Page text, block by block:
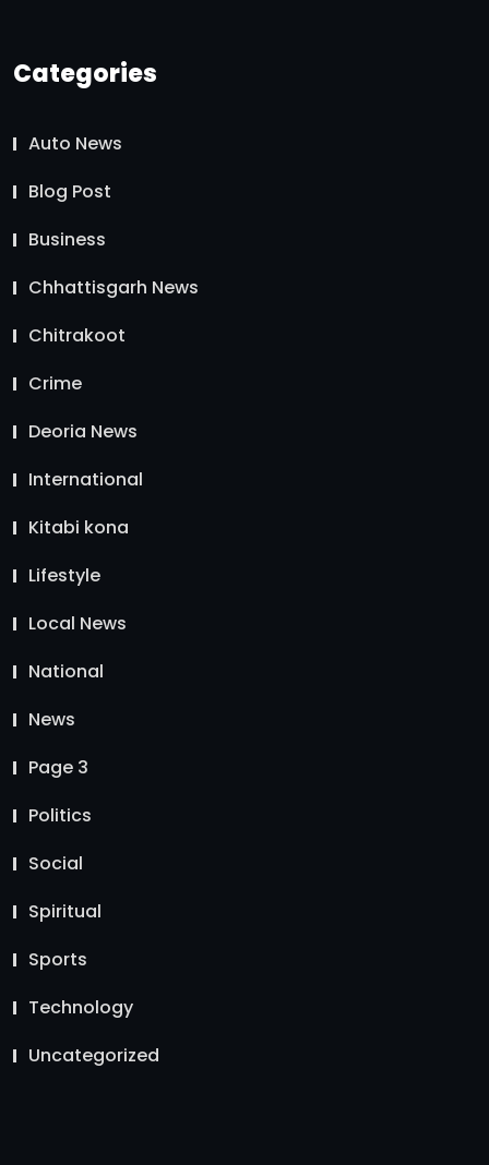
Categories
Auto News
Blog Post
Business
Chhattisgarh News
Chitrakoot
Crime
Deoria News
International
Kitabi kona
Lifestyle
Local News
National
News
Page 3
Politics
Social
Spiritual
Sports
Technology
Uncategorized